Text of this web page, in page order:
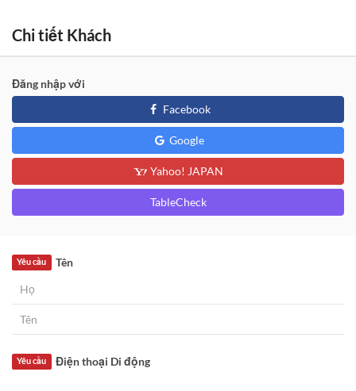
Chi tiết Khách
Đăng nhập với
Facebook
Google
Yahoo! JAPAN
TableCheck
Tên
Yêu cầu
Điện thoại Di động
Yêu cầu